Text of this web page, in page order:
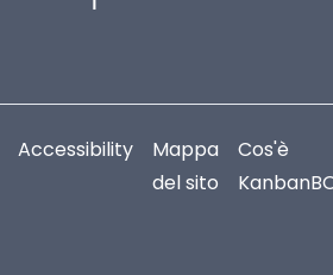
Accessibility
Mappa
del sito
Cos'è